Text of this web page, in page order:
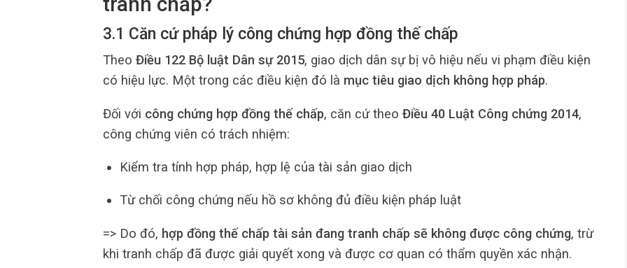
3.1 Căn cứ pháp lý công chứng hợp đồng thế chấp
Theo Điều 122 Bộ luật Dân sự 2015, giao dịch dân sự bị vô hiệu nếu vi phạm điều kiện
có hiệu lực. Một trong các điều kiện đó là mục tiêu giao dịch không hợp pháp.
Đối với công chứng hợp đồng thế chấp, căn cứ theo Điều 40 Luật Công chứng 2014,
công chứng viên có trách nhiệm:
Kiểm tra tính hợp pháp, hợp lệ của tài sản giao dịch
Từ chối công chứng nếu hồ sơ không đủ điều kiện pháp luật
=> Do đó, hợp đồng thế chấp tài sản đang tranh chấp sẽ không được công chứng, trừ
khi tranh chấp đã được giải quyết xong và được cơ quan có thẩm quyền xác nhận.